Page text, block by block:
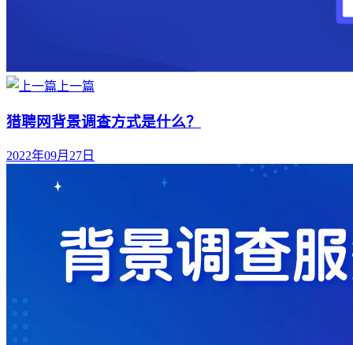
上一篇
猎聘网背景调查方式是什么？
2022年09月27日